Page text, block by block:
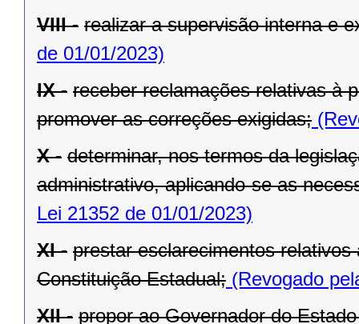
VIII - realizar a supervisão interna e
de 01/01/2023)
IX - receber reclamações relativas à
promover as correções exigidas;
X - determinar, nos termos da
administrativo, aplicando-se as
Lei 21352 de 01/01/2023)
XI - prestar esclarecimentos
Constituição Estadual; (Revogado
XII - propor ao Governador do